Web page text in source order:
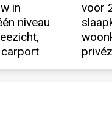
in
niveau
3
en
en
zijn
zijn.